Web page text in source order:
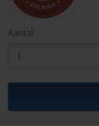
Aantal